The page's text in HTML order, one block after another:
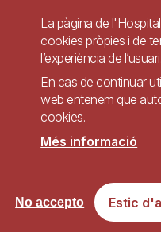
Pie
página
Accessibilitat
Lloc web accessible de
setembre, sobre accessibilitat
mòbils
La pàgina de
cookies pròpies i de
l’experiència de l’usuari.
En cas de continuar
web entenem que
cookies.
Més informació
Estic
No accepto